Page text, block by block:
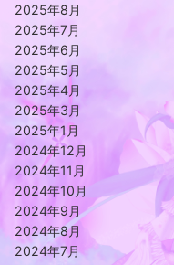
2025年8月
2025年7月
2025年6月
2025年5月
2025年4月
2025年3月
2025年1月
2024年12月
2024年11月
2024年10月
2024年9月
2024年8月
2024年7月